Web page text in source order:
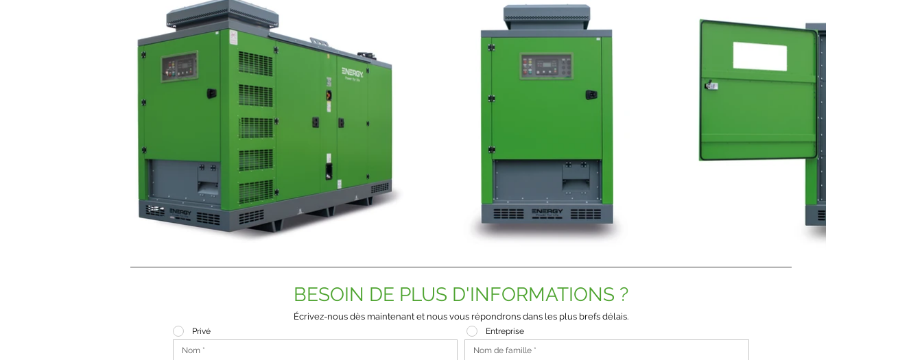
BESOIN DE PLUS D'INFORMATIONS ?
Écrivez-nous dès maintenant et nous vous répondrons dans les plus brefs délais.
Privé Entreprise